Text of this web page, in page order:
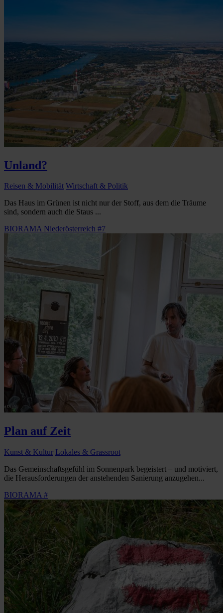
Unland?
Reisen & Mobilität Wirtschaft & Politik
Das Haus im Grünen ist nicht nur der Stoff, aus dem die Träume
sind, sondern auch die Staus ...
BIORAMA Niederösterreich #7
Plan auf Zeit
Kunst & Kultur Lokales & Grassroot
Das Gemeinschaftsgefühl im Sonnenpark begeistert – und motiviert,
die Herausforderungen der anstehenden Sanierung anzugehen...
BIORAMA #